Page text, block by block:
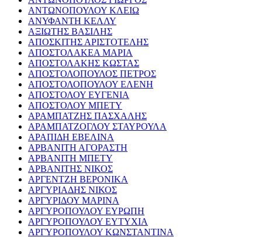
ΑΝΤΩΝΟΠΟΥΛΟΥ ΚΛΕΙΩ
ΑΝΥΦΑΝΤΗ ΚΕΛΛΥ
ΑΞΙΩΤΗΣ ΒΑΣΙΛΗΣ
ΑΠΟΣΚΙΤΗΣ ΑΡΙΣΤΟΤΕΛΗΣ
ΑΠΟΣΤΟΛΑΚΕΑ ΜΑΡΙΑ
ΑΠΟΣΤΟΛΑΚΗΣ ΚΩΣΤΑΣ
ΑΠΟΣΤΟΛΟΠΟΥΛΟΣ ΠΕΤΡΟΣ
ΑΠΟΣΤΟΛΟΠΟΥΛΟΥ ΕΛΕΝΗ
ΑΠΟΣΤΟΛΟΥ ΕΥΓΕΝΙΑ
ΑΠΟΣΤΟΛΟΥ ΜΠΕΤΥ
ΑΡΑΜΠΑΤΖΗΣ ΠΑΣΧΑΛΗΣ
ΑΡΑΜΠΑΤΖΟΓΛΟΥ ΣΤΑΥΡΟΥΛΑ
ΑΡΑΠΙΔΗ ΕΒΕΛΙΝΑ
ΑΡΒΑΝΙΤΗ ΑΓΟΡΑΣΤΗ
ΑΡΒΑΝΙΤΗ ΜΠΕΤΥ
ΑΡΒΑΝΙΤΗΣ ΝΙΚΟΣ
ΑΡΓΕΝΤΖΗ ΒΕΡΟΝΙΚΑ
ΑΡΓΥΡΙΑΔΗΣ ΝΙΚΟΣ
ΑΡΓΥΡΙΔΟΥ ΜΑΡΙΝΑ
ΑΡΓΥΡΟΠΟΥΛΟΥ ΕΥΡΩΠΗ
ΑΡΓΥΡΟΠΟΥΛΟΥ ΕΥΤΥΧΙΑ
ΑΡΓΥΡΟΠΟΥΛΟΥ ΚΩΝΣΤΑΝΤΙΝΑ